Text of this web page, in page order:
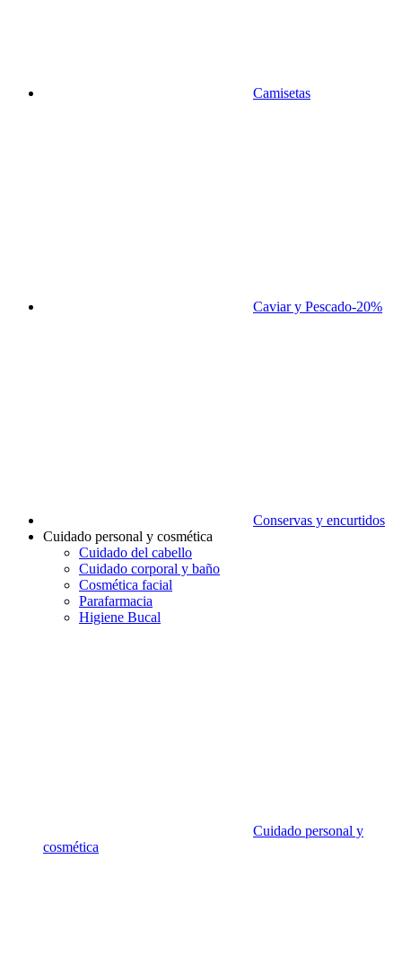
Camisetas
Caviar y Pescado-20%
Conservas y encurtidos
Cuidado personal y cosmética
Cuidado del cabello
Cuidado corporal y baño
Cosmética facial
Parafarmacia
Higiene Bucal
Cuidado personal y
cosmética